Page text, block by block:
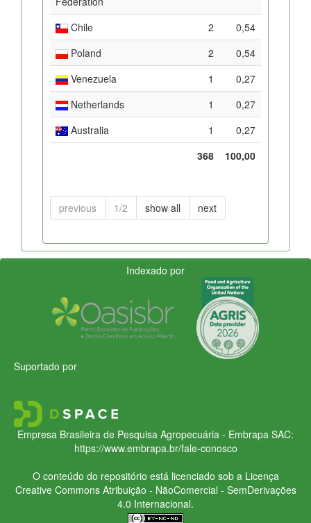
Chile 2
0,54
Poland
2
0,54
Venezuela
1
0,27
Netherlands
1
0,27
Australia
1
0,27
368
100,00
previous 1/2 show all next
Indexado por
Suportado por
Empresa Brasileira de Pesquisa Agropecuária - Embrapa SAC:
https://www.embrapa.br/fale-conosco
O conteúdo do repositório está licenciado sob a Licença
Creative CommonsAtribuição - NãoComercial - SemDerivações
4.0 Internacional.